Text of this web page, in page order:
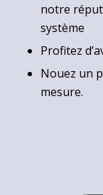
notre
système
Profitez
Nouez un
mesure.